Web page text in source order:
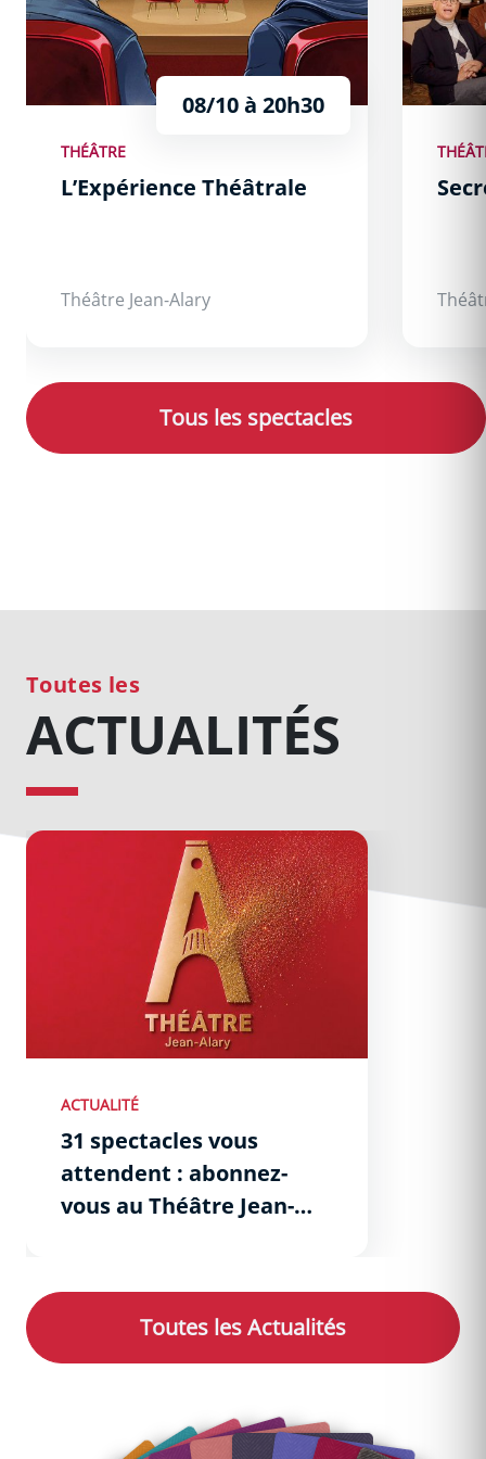
08/10 à 20h30
THÉÂTRE
L’Expérience Théâtrale
Théâtre Jean-Alary
Tous les spectacles
Toutes les
ACTUALITÉS
31 spectacles vous attendent : abonnez-vous au Théâtre
ACTUALITÉ
31 spectacles vous
attendent : abonnez-
vous au Théâtre Jean-
Toutes lesActualités